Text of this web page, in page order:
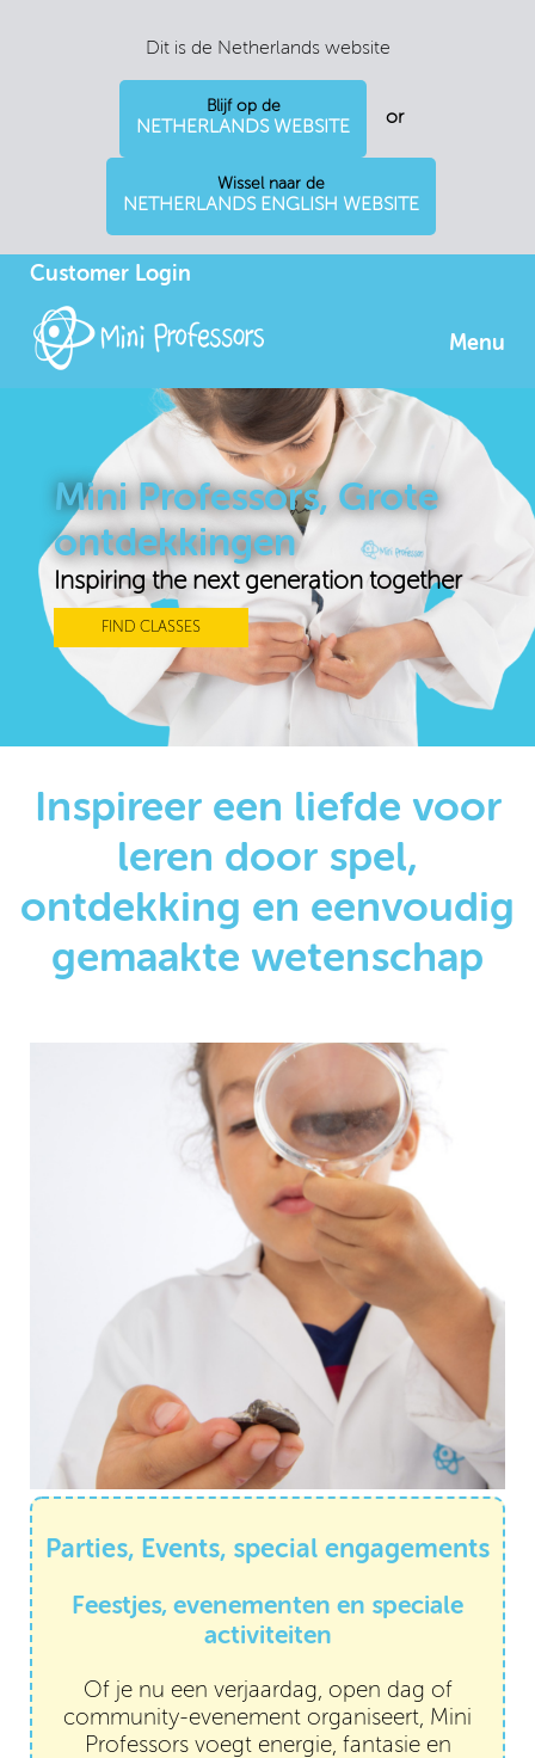
Dit is de Netherlands website
Blijf op de
NETHERLANDS WEBSITE
or
Wissel naar de
NETHERLANDS ENGLISH WEBSITE
Customer Login
Menu
Mini Professors, Grote
ontdekkingen
Inspiring the next generation together
FIND CLASSES
Inspireer een liefde voor
leren door spel,
ontdekking en eenvoudig
gemaakte wetenschap
Parties, Events, special engagements
Feestjes, evenementen en speciale
activiteiten
Of je nu een verjaardag, open dag of
community-evenement organiseert, Mini
Professors voegt energie, fantasie en